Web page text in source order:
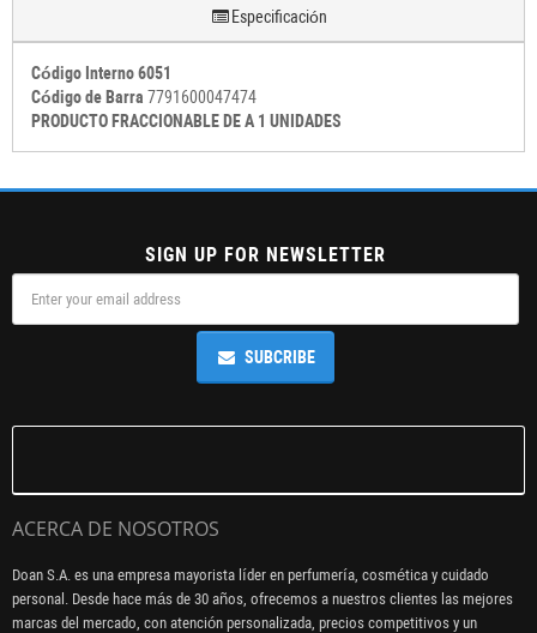
Especificación
Código Interno 6051
Código de Barra 7791600047474
PRODUCTO FRACCIONABLE DE A 1 UNIDADES
SIGN UP FOR NEWSLETTER
SUBCRIBE
ACERCA DE NOSOTROS
Doan S.A. es una empresa mayorista líder en perfumería, cosmética y cuidado
personal. Desde hace más de 30 años, ofrecemos a nuestros clientes las mejores
marcas del mercado, con atención personalizada, precios competitivos y un